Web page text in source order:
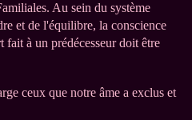
Au sein du système
et de l'équilibre, la conscience
à un prédécesseur doit être
ceux que notre âme a exclus et